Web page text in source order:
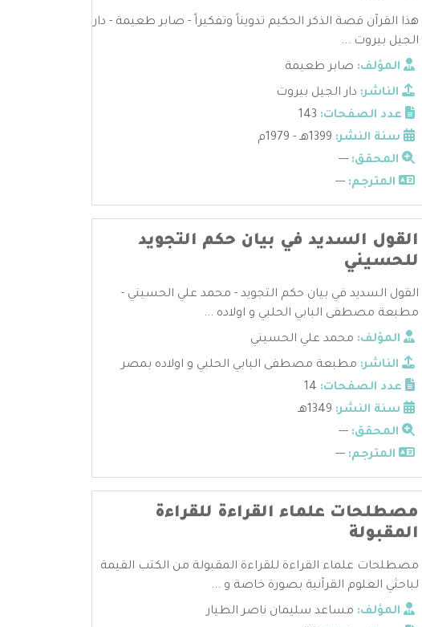
هذا القرآن قصة الذكر الحكيم تدويناً وتفكيراً - صابر طعيمة - دار
الجيل بيروت ...
المؤلف: صابر طعيمة
الناشر: دار الجيل بيروت
عدد الصفحات:
سنة النشر:
المحقق: ---
المترجم: ---
القول السديد في بيان حكم التجويد
للحسيني
القول السديد في بيان حكم التجويد - محمد علي الحسيني -
مطبعة مصطفى البابي الحلبي و اولاده ...
المؤلف: محمد علي الحسيني
الناشر: مطبعة مصطفى البابي الحلبي و اولاده بمصر
عدد الصفحات:
سنة النشر:
المحقق: ---
المترجم: ---
مصطلحات علماء القراءة للقراءة
المقبولة
مصطلحات علماء القراءة للقراءة المقبولة من الكتب القيمة
لباحثي العلوم القرآنية بصورة خاصة و ...
المؤلف: مساعد سليمان ناصر الطيار